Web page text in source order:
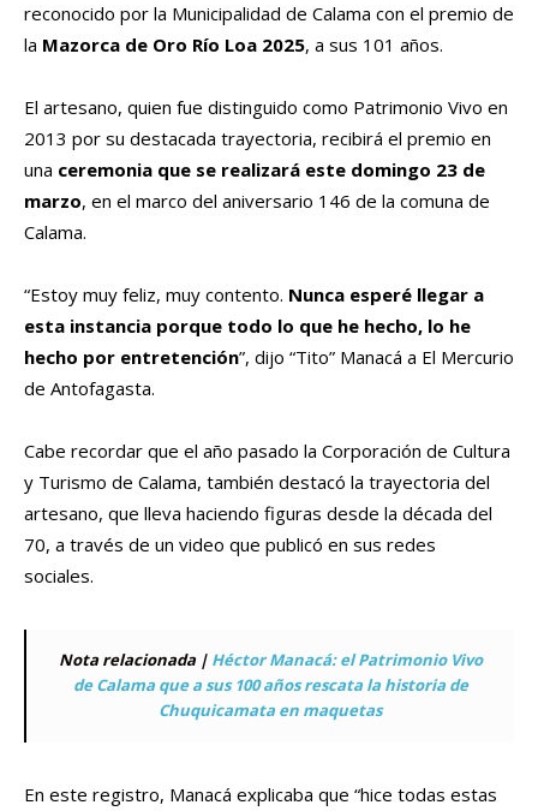
reconocido por la Municipalidad de Calama con el premio de
la Mazorca de Oro Río Loa 2025, a sus 101 años.
El artesano, quien fue distinguido como Patrimonio Vivo en
2013 por su destacada trayectoria, recibirá el premio en
una ceremonia que se realizará este domingo 23 de
marzo, en el marco del aniversario 146 de la comuna de
Calama.
“Estoy muy feliz, muy contento. Nunca esperé llegar a
esta instancia porque todo lo que he hecho, lo he
hecho por entretención”, dijo “Tito” Manacá a El Mercurio
de Antofagasta.
Cabe recordar que el año pasado la Corporación de Cultura
y Turismo de Calama, también destacó la trayectoria del
artesano, que lleva haciendo figuras desde la década del
70, a través de un video que publicó en sus redes
sociales.
Nota relacionada | Héctor Manacá: el Patrimonio Vivo
de Calama que a sus 100 años rescata la historia de
Chuquicamata en maquetas
En este registro, Manacá explicaba que “hice todas estas